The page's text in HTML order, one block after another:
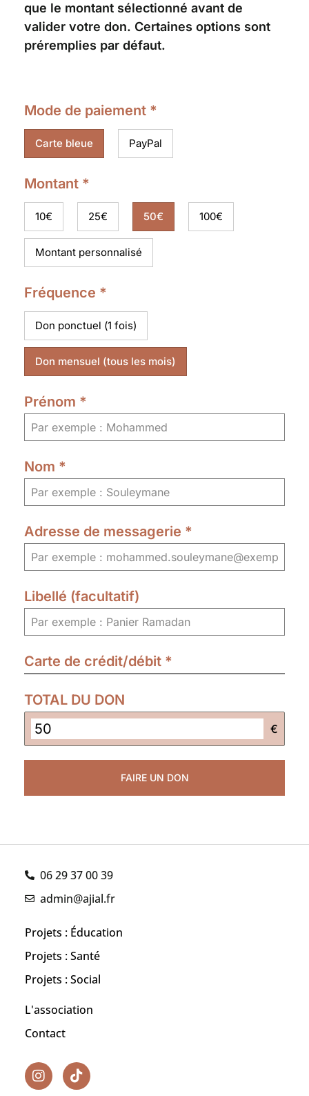
que le montant sélectionné avant de
valider votre don. Certaines options sont
préremplies par défaut.
Mode de paiement *
Carte bleue PayPal
Montant *
10€ 25€ 50€ 100€
Montant personnalisé
Fréquence *
Don ponctuel (1 fois)
Don mensuel (tous les mois)
Prénom *
Nom *
Adresse de messagerie *
Libellé (facultatif)
Carte de crédit/débit *
TOTAL DU DON
€
FAIRE UN DON
06 29 37 00 39
admin@ajial.fr
Projets : Éducation
Projets : Santé
Projets : Social
L'association
Contact